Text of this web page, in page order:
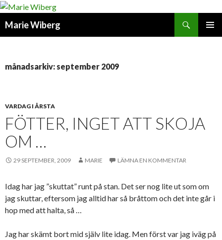
Marie Wiberg
månadsarkiv: september 2009
VARDAG I ÅRSTA
FÖTTER, INGET ATT SKOJA
OM …
29 SEPTEMBER, 2009 MARIE LÄMNA EN KOMMENTAR
Idag har jag ”skuttat” runt på stan. Det ser nog lite ut som om
jag skuttar, eftersom jag alltid har så bråttom och det inte går i
hop med att halta, så …
Jag har skämt bort mid själv lite idag. Men först var jag iväg på